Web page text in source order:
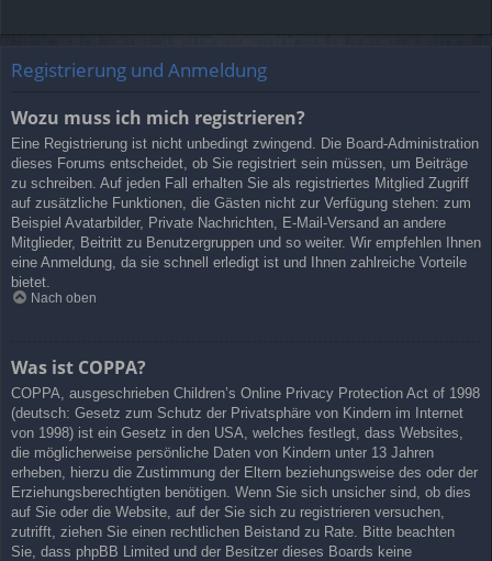
Registrierung und Anmeldung
Wozu muss ich mich registrieren?
Eine Registrierung ist nicht unbedingt zwingend. Die Board-Administration
dieses Forums entscheidet, ob Sie registriert sein müssen, um Beiträge
zu schreiben. Auf jeden Fall erhalten Sie als registriertes Mitglied Zugriff
auf zusätzliche Funktionen, die Gästen nicht zur Verfügung stehen: zum
Beispiel Avatarbilder, Private Nachrichten, E-Mail-Versand an andere
Mitglieder, Beitritt zu Benutzergruppen und so weiter. Wir empfehlen Ihnen
eine Anmeldung, da sie schnell erledigt ist und Ihnen zahlreiche Vorteile
bietet.
Nach oben
Was ist COPPA?
COPPA, ausgeschrieben Children’s Online Privacy Protection Act of 1998
(deutsch: Gesetz zum Schutz der Privatsphäre von Kindern im Internet
von 1998) ist ein Gesetz in den USA, welches festlegt, dass Websites,
die möglicherweise persönliche Daten von Kindern unter 13 Jahren
erheben, hierzu die Zustimmung der Eltern beziehungsweise des oder der
Erziehungsberechtigten benötigen. Wenn Sie sich unsicher sind, ob dies
auf Sie oder die Website, auf der Sie sich zu registrieren versuchen,
zutrifft, ziehen Sie einen rechtlichen Beistand zu Rate. Bitte beachten
Sie, dass phpBB Limited und der Besitzer dieses Boards keine